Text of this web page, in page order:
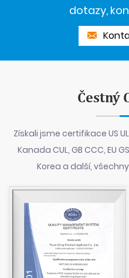
dotazy,
Čestný
Získali jsme certifikace US
Kanada CUL, GB CCC, EU
Korea a další,